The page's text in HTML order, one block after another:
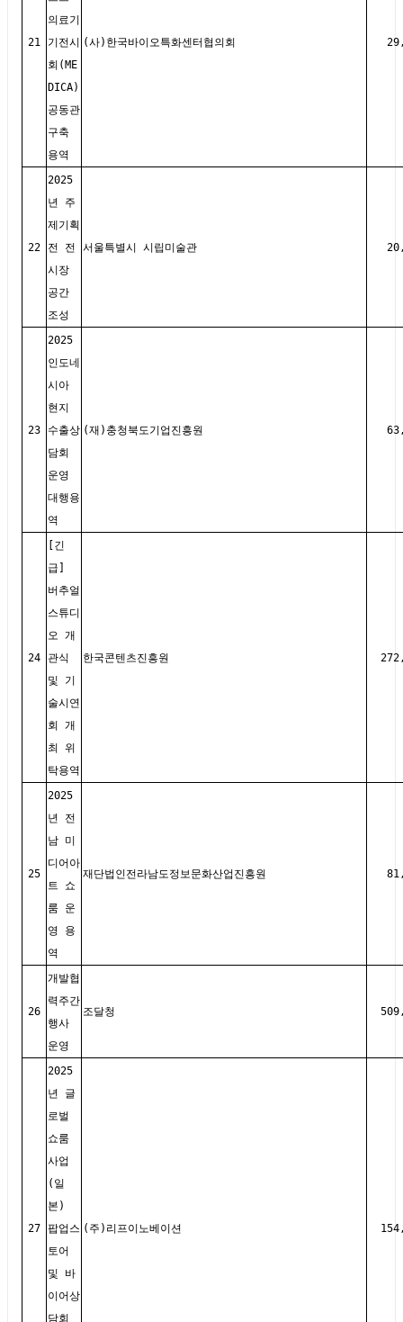
21
의료기
기전시
회(ME
DICA)
공동관
구축
용역
(사)한국바이오특화센터협의회
22
2025
년 주
제기획
전 전
시장
공간
조성
서울특별시 시립미술관
23
2025
인도네
시아
현지
수출상
담회
운영
대행용
역
(재)충청북도기업진흥원
24
[긴
급]
버추얼
스튜디
오 개
관식
및 기
술시연
회 개
최 위
탁용역
한국콘텐츠진흥원
25
2025
년 전
남 미
디어아
트 쇼
룸 운
영 용
역
재단법인전라남도정보문화산업진흥원
26
개발협
력주간
행사
운영
조달청
27
2025
년 글
로벌
쇼룸
사업
(일
본)
팝업스
토어
및 바
이어상
담회
(주)리프이노베이션